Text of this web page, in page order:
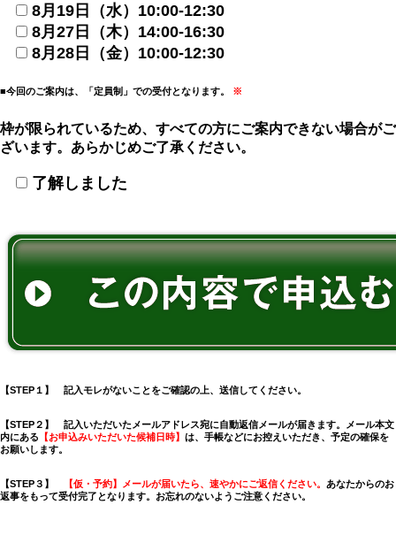
8月19日（水）10:00-12:30
8月27日（木）14:00-16:30
8月28日（金）10:00-12:30
■今回のご案内は、「定員制」での受付となります。 ※
枠が限られているため、すべての方にご案内できない場合がご
ざいます。あらかじめご了承ください。
了解しました
【STEP１】 記入モレがないことをご確認の上、送信してください。
【STEP２】 記入いただいたメールアドレス宛に自動返信メールが届きます。
メール本文
内にある 【お申込みいただいた候補日時】 は、手帳などにお控えいただき、予定の確保を
お願いします。
【STEP３】 【仮・予約】メールが届いたら、速やかにご返信ください。 あなたからのお
返事をもって受付完了となります。お忘れのないようご注意ください。